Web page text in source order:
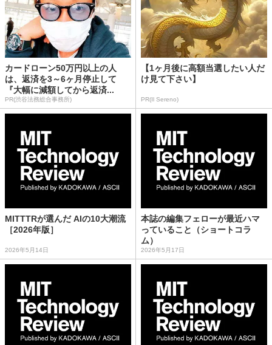
カードローン50万円以上の人
は、返済を3～6ヶ月停止して
『大幅に減額してから返済...
PR(渋谷法務総合事務所)
【1ヶ月後に高額当選したい人だ
け見て下さい】
PR(Il Sereno)
MITTTRが選んだ AIの10大潮流
［2026年版］
2026年5月14日
本誌の編集フェローが最近ハマ
っていること（ショートコラ
ム）
2026年5月17日